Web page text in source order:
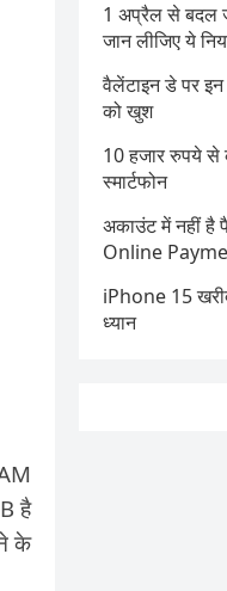
है
के
1 अप्रैल से बदल
जान लीजिए ये
वैलेंटाइन डे पर
को खुश
10 हजार रुपये
स्मार्टफोन
अकाउंट में नहीं है
Online
iPhone 15
ध्यान